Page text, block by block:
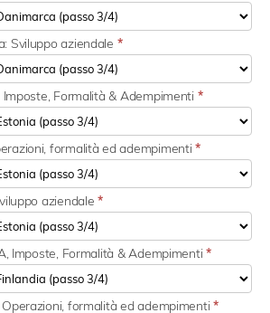
Sviluppo aziendale *
Imposte, Formalità & Adempimenti *
formalità ed adempimenti*
aziendale*
Imposte, Formalità & Adempimenti*
Operazioni, formalità ed adempimenti*